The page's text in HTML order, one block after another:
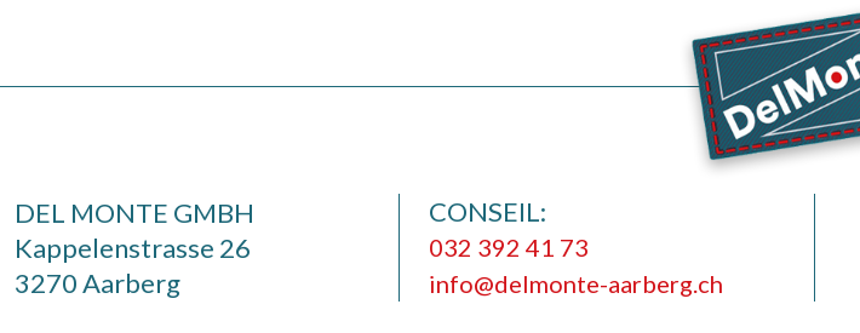
DEL MONTE GMBH
Kappelenstrasse 26
3270 Aarberg
CONSEIL:
032 392 41 73
info@delmonte-aarberg.ch